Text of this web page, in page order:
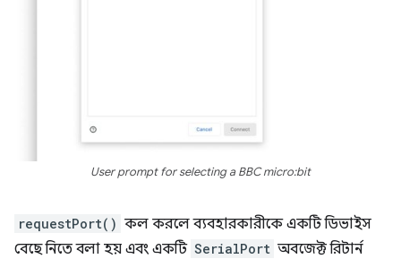
User prompt for selecting a BBC micro:bit
requestPort() কল করলে ব্যবহারকারীকে একটি ডিভাইস
বেছে নিতে বলা হয় এবং একটি SerialPort অবজেক্ট রিটার্ন